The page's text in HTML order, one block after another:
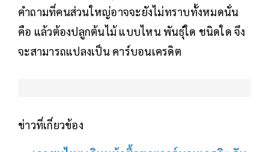
คำถามที่คนส่วนใหญ่อาจจะยังไม่ทราบทั้งหมดนั่น
คือ แล้วต้องปลูกต้นไม้ แบบไหน พันธุ์ใด ชนิดใด จึง
จะสามารถแปลงเป็น คาร์บอนเครดิต
ข่าวที่เกี่ยวข้อง